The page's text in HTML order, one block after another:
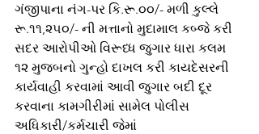
ગંજીપાના નંગ-પર કિ.રૂ.૦૦/- મળી કુલ્લે
રૂ.૧૧,૨૫૦/- ની મત્તાનો મુદામાલ કબ્જે કરી
સદર આરોપીઓ વિરૂધ્ધ જુગાર ધારા કલમ
૧૨ મુજબનો ગુન્હો દાખલ કરી કાયદેસરની
કાર્યવાહી કરવામાં આવી જુગાર બદી દૂર
કરવાના કામગીરીમાં સામેલ પોલીસ
અધિકારી/કર્મચારી જેમાં